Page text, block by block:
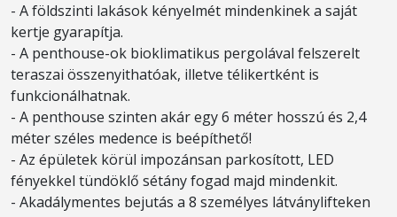
- A földszinti lakások kényelmét mindenkinek a saját
kertje gyarapítja.
- A penthouse-ok bioklimatikus pergolával felszerelt
teraszai összenyithatóak, illetve télikertként is
funkcionálhatnak.
- A penthouse szinten akár egy 6 méter hosszú és 2,4
méter széles medence is beépíthető!
- Az épületek körül impozánsan parkosított, LED
fényekkel tündöklő sétány fogad majd mindenkit.
- Akadálymentes bejutás a 8 személyes látványlifteken